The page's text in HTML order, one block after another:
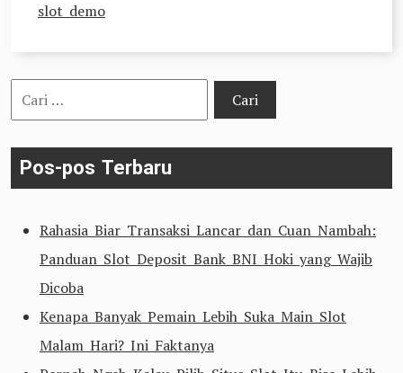
slot demo
Cari
untuk:
Pos-pos Terbaru
Rahasia Biar Transaksi Lancar dan Cuan Nambah:
Panduan Slot Deposit Bank BNI Hoki yang Wajib
Dicoba
Kenapa Banyak Pemain Lebih Suka Main Slot
Malam Hari? Ini Faktanya